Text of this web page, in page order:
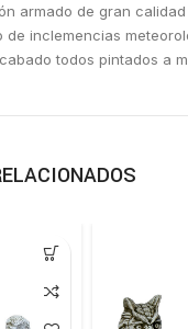
armado de gran
de inclemencias
todos pintados a